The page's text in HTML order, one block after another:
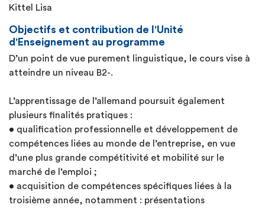
Kittel Lisa
Objectifs et contribution de l'Unité
d'Enseignement au programme
D’un point de vue purement linguistique, le cours vise à
atteindre un niveau B2-.
L’apprentissage de l’allemand poursuit également
plusieurs finalités pratiques :
• qualification professionnelle et développement de
compétences liées au monde de l’entreprise, en vue
d’une plus grande compétitivité et mobilité sur le
marché de l’emploi ;
• acquisition de compétences spécifiques liées à la
troisième année, notamment : présentations